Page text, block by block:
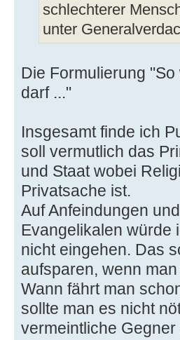
schlechterer
unter
Die Formulierung
darf ..."
Insgesamt finde ich
soll vermutlich das
und Staat wobei
Privatsache ist.
Auf Anfeindungen
Evangelikalen würde
nicht eingehen. Das
aufsparen, wenn
Wann fährt man
sollte man es nicht
vermeintliche